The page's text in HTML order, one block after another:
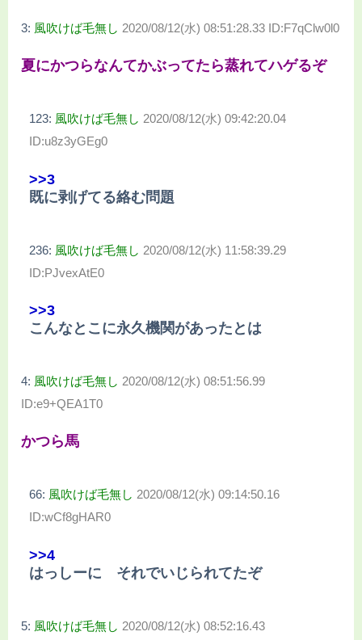
3: 風吹けば毛無し 2020/08/12(水) 08:51:28.33 ID:F7qClw0l0
夏にかつらなんてかぶってたら蒸れてハゲるぞ
123: 風吹けば毛無し 2020/08/12(水) 09:42:20.04
ID:u8z3yGEg0
>>3
既に剥げてる絡む問題
236: 風吹けば毛無し 2020/08/12(水) 11:58:39.29
ID:PJvexAtE0
>>3
こんなとこに永久機関があったとは
4: 風吹けば毛無し 2020/08/12(水) 08:51:56.99
ID:e9+QEA1T0
かつら馬
66: 風吹けば毛無し 2020/08/12(水) 09:14:50.16
ID:wCf8gHAR0
>>4
はっしーに それでいじられてたぞ
5: 風吹けば毛無し 2020/08/12(水) 08:52:16.43